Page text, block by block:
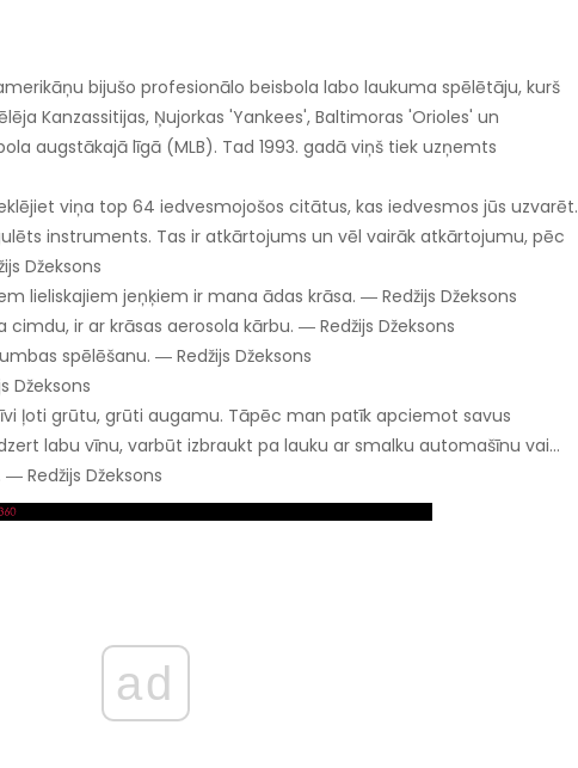
bijušo profesionālo beisbola labo laukuma spēlētāju, kurš
Kanzassitijas, Ņujorkas 'Yankees', Baltimoras 'Orioles' un
augstākajā līgā (MLB). Tad 1993. gadā viņš tiek uzņemts
viņa top 64 iedvesmojošos citātus, kas iedvesmos jūs uzvarēt.
instruments. Tas ir atkārtojums un vēl vairāk atkārtojumu, pēc
Džeksons
lieliskajiem jeņķiem ir mana ādas krāsa. ― Redžijs Džeksons
cimdu, ir ar krāsas aerosola kārbu. ― Redžijs Džeksons
spēlēšanu. ― Redžijs Džeksons
Džeksons
ļoti grūtu, grūti augamu. Tāpēc man patīk apciemot savus
labu vīnu, varbūt izbraukt pa lauku ar smalku automašīnu vai…
Redžijs Džeksons
ad